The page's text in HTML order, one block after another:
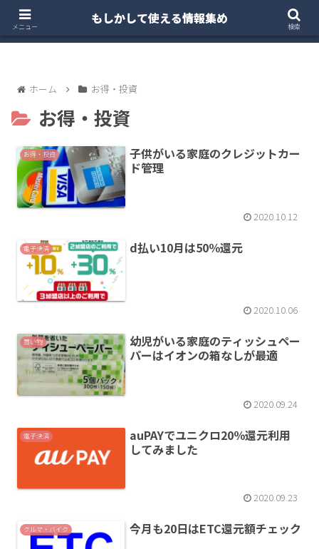
ホーム 注文住宅
ホーム お得・投資
お得・投資
お得・投資
子供がいる家庭のクレジットカー
ド管理
2020.10.12
電子決済 d払い10月は50％還元
2020.10.06
買い物
幼児がいる家庭のティッシュペー
パーはイオンの箱なしが最適
2020.09.24
電子決済
auPAYでユニクロ20％還元利用
してみました
2020.09.23
クルマ・バイク 今月も20日はETC還元額チェック
メニュー
もしかして使える情報集め
検索